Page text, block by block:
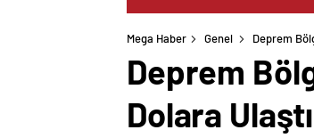
Mega Haber Genel Deprem
Deprem
Dolara Ulaştı